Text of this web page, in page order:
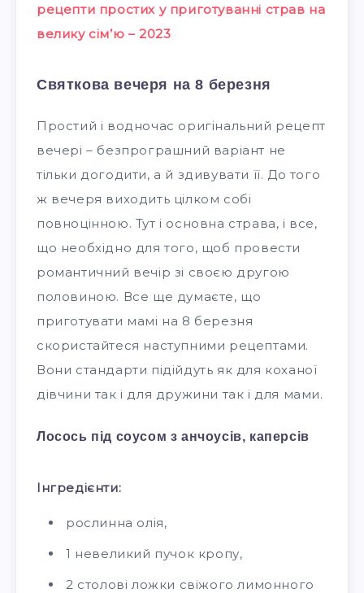
рецепти простих у приготуванні страв на
велику сім’ю – 2023
Святкова вечеря на 8 березня
Простий і водночас оригінальний рецепт
вечері – безпрограшний варіант не
тільки догодити, а й здивувати її. До того
ж вечеря виходить цілком собі
повноцінною. Тут і основна страва, і все,
що необхідно для того, щоб провести
романтичний вечір зі своєю другою
половиною. Все ще думаєте, що
приготувати мамі на 8 березня
скористайтеся наступними рецептами.
Вони стандарти підійдуть як для коханої
дівчини так і для дружини так і для мами.
Лосось під соусом з анчоусів, каперсів
Інгредієнти:
рослинна олія,
1 невеликий пучок кропу,
2 столові ложки свіжого лимонного